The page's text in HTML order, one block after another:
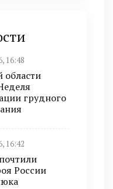
16:48
области
грудного
16:42
России